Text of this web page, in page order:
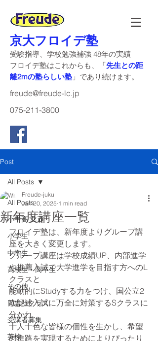
京大フロイデ塾
受験指導、学校勉強補強 48年の実績
​フロイデ塾はこれからも、「先生との距
離2mの塾らしい塾 」であり続けます。
freude@freude-lc.jp
075-211-3800
Post
All Posts
小中高 共通
小学生
中学生
高校生・高卒生
その他
同志社クラス
受講者募集
英検
All Posts
新年度講座一覧
Freude-juku
Jan 20, 2025 1 min read
フロイデ塾は、新年度よりグループ講
座を大きく変更します。
グループ講座は学校成績UP、内部進学
や推薦入試で大学進学を目指す方へのL
クラスと
能動的にStudyする力をつけ、国公立2
次記述入試に万全に対策するSクラスに
分かれ、
十人十色な皆様の個性を生かし、希望
の進路を実現するためによりぴったり